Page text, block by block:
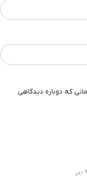
که دوباره دیدگاهی